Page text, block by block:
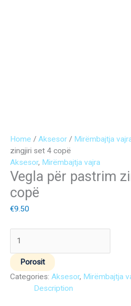
Home / Aksesor / Mirëmbajtja
zingjiri set 4 copë
Aksesor, Mirëmbajtja vajra
Vegla për pastrim
copë
€9.50
quantity
Porosit
Categories: Aksesor, Mirëmbajtja
Description